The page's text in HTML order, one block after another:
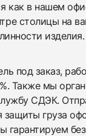
как в нашем
столицы на
под заказ,
Также мы
СДЭК.
защиты груза
гарантируем